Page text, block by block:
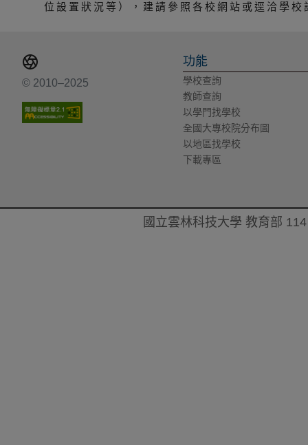
位設置狀況等），建請參照各校網站或逕洽學校
© 2010–2025
功能
學校查詢
教師查詢
以學門找學校
全國大專校院分布圖
以地區找學校
下載專區
國立雲林科技大學 教育部